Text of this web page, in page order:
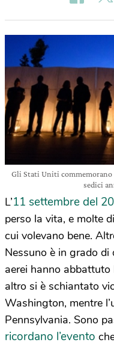
Gli Stati Uniti
sedici
L’11 settembre del
perso la vita, e molte
cui volevano bene.
Nessuno è in grado
aerei hanno abbattuto
altro si è schiantato
Washington, mentre
Pennsylvania. Sono
ricordano l’evento